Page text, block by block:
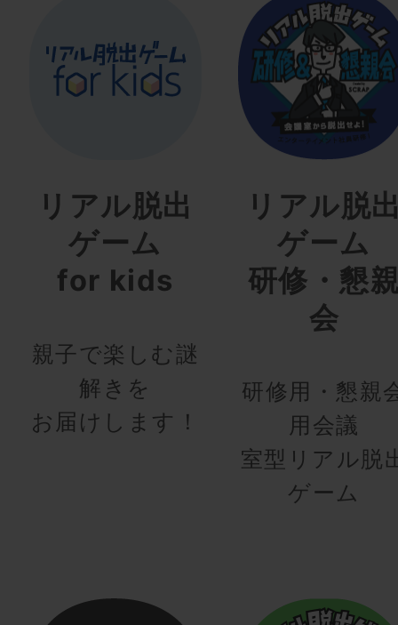
リアル脱出
ゲーム
for kids
親子で楽しむ謎
解きを
お届けします！
リアル脱
ゲーム
研修・懇
会
研修用・懇親
用会議
室型リアル脱
ゲーム